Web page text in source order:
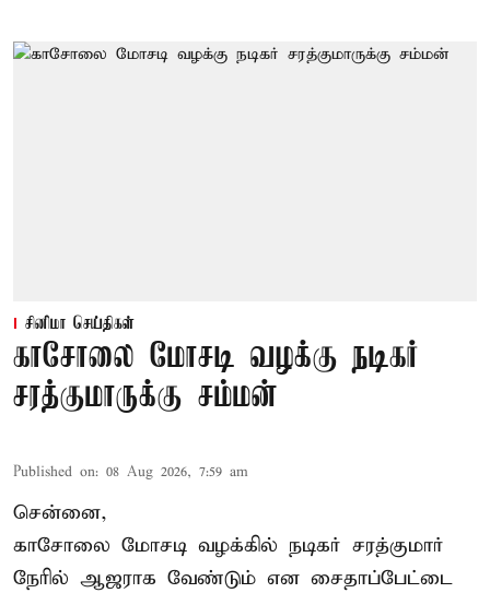
சினிமா செய்திகள்
காசோலை மோசடி வழக்கு நடிகர்
சரத்குமாருக்கு சம்மன்
Published on: 08 Aug 2026, 7:59 am
சென்னை,
காசோலை மோசடி வழக்கில் நடிகர் சரத்குமார்
நேரில் ஆஜராக வேண்டும் என சைதாப்பேட்டை